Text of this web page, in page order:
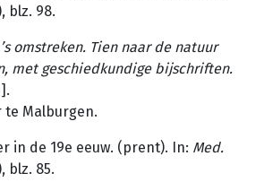
blz. 98.
omstreken. Tien naar de natuur
met geschiedkundige bijschriften.
te Malburgen.
in de 19e eeuw. (prent). In: Med.
blz. 85.